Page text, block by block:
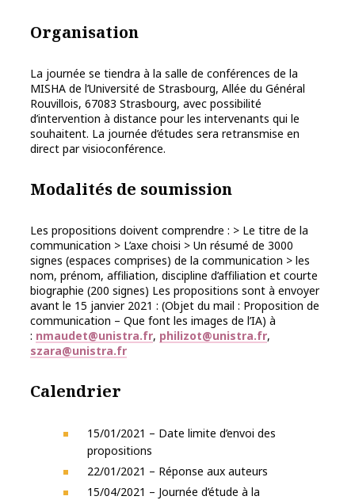
Organisation
La journée se tiendra à la salle de conférences de la
MISHA de l’Université de Strasbourg, Allée du Général
Rouvillois, 67083 Strasbourg, avec possibilité
d’intervention à distance pour les intervenants qui le
souhaitent. La journée d’études sera retransmise en
direct par visioconférence.
Modalités de soumission
Les propositions doivent comprendre : > Le titre de la
communication > L’axe choisi > Un résumé de 3000
signes (espaces comprises) de la communication > les
nom, prénom, affiliation, discipline d’affiliation et courte
biographie (200 signes) Les propositions sont à envoyer
avant le 15 janvier 2021 : (Objet du mail : Proposition de
communication – Que font les images de l’IA) à
: nmaudet@unistra.fr, philizot@unistra.fr,
szara@unistra.fr
Calendrier
15/01/2021 – Date limite d’envoi des
propositions
22/01/2021 – Réponse aux auteurs
15/04/2021 – Journée d’étude à la